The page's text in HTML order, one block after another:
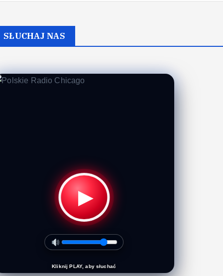
SŁUCHAJ NAS
▶
Kliknij PLAY, aby słuchać